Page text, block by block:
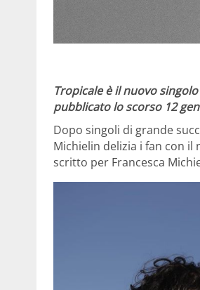
Tropicale è il nuovo
pubblicato lo scorso 12
Dopo singoli di grande
Michielin delizia i fan con il
scritto per Francesca